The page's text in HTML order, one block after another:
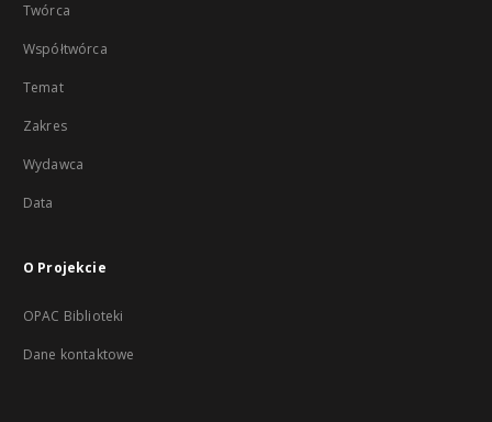
Twórca
Współtwórca
Temat
Zakres
Wydawca
Data
O Projekcie
OPAC Biblioteki
Dane kontaktowe